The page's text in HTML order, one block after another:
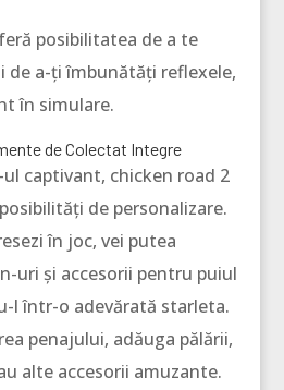
posibilitatea de a te
de a-ți îmbunătăți reflexele,
în simulare.
de Colectat Integre
ul captivant, chicken road 2
de personalizare.
în joc, vei putea
uri și accesorii pentru puiul
l într-o adevărată starleta.
penajului, adăuga pălării,
alte accesorii amuzante.